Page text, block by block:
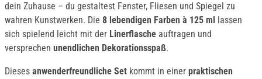
dein Zuhause – du gestaltest Fenster, Fliesen und Spiegel zu
wahren Kunstwerken. Die 8 lebendigen Farben à 125 ml lassen
sich spielend leicht mit der Linerflasche auftragen und
versprechen unendlichen Dekorationsspaß.
Dieses anwenderfreundliche Set kommt in einer praktischen